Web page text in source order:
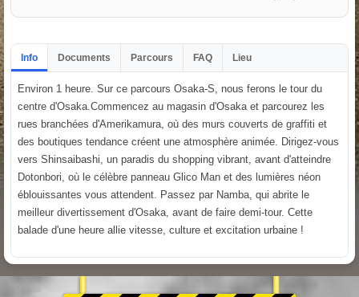
Info Documents Parcours FAQ Lieu
Environ 1 heure. Sur ce parcours Osaka-S, nous ferons le tour du
centre d'Osaka.Commencez au magasin d'Osaka et parcourez les
rues branchées d'Amerikamura, où des murs couverts de graffiti et
des boutiques tendance créent une atmosphère animée. Dirigez-vous
vers Shinsaibashi, un paradis du shopping vibrant, avant d'atteindre
Dotonbori, où le célèbre panneau Glico Man et des lumières néon
éblouissantes vous attendent. Passez par Namba, qui abrite le
meilleur divertissement d'Osaka, avant de faire demi-tour. Cette
balade d'une heure allie vitesse, culture et excitation urbaine !